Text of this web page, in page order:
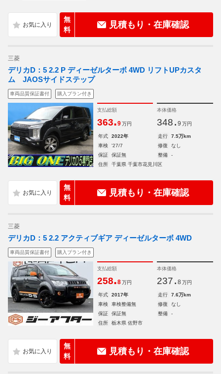
無
料
見積もり・在庫確認
三菱
デリカD：5 2.2 P ディーゼルターボ 4WD リフトUPカスタ
ム JAOSサイドステップ
車両品質保証書付 購入プラン付き
支払総額
363.9 万円
本体価格
348. 9 万円
年式 2022年 走行
7.5万km
車検
'27/7 修復
なし
保証
保証無 整備
-
住所
千葉県 千葉市花見川区
無
料
見積もり・在庫確認
三菱
デリカD：5 2.2 アクティブギア ディーゼルターボ 4WD
車両品質保証書付 購入プラン付き
支払総額
258.8 万円
本体価格
237. 8 万円
年式 2017年 走行
7.6万km
車検
車検整備無 修復
なし
保証
保証無 整備
-
住所
栃木県 佐野市
無
料
見積もり・在庫確認